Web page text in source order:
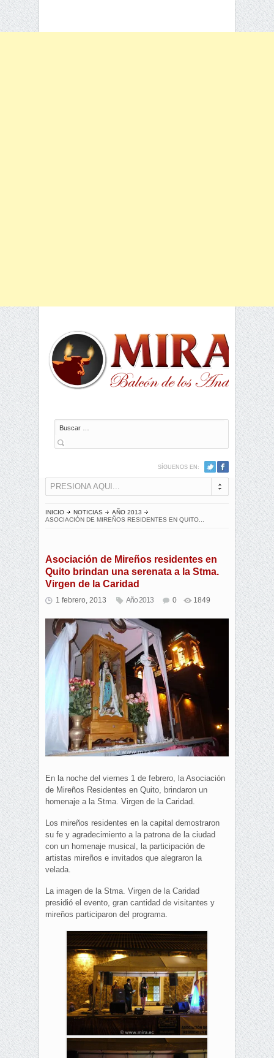
Buscar
SÍGUENOS EN:
PRESIONA AQUI...
INICIO NOTICIAS
AÑO 2013
ASOCIACIÓN DE MIREÑOS RESIDENTES EN QUITO...
Asociación de Mireños residentes en
Quito brindan una serenata a la Stma.
Virgen de la Caridad
1 febrero, 2013 Año 2013 0 1849
En la noche del viernes 1 de febrero, la Asociación
de Mireños Residentes en Quito, brindaron un
homenaje a la Stma. Virgen de la Caridad.
Los mireños residentes en la capital demostraron
su fe y agradecimiento a la patrona de la ciudad
con un homenaje musical, la participación de
artistas mireños e invitados que alegraron la
velada.
La imagen de la Stma. Virgen de la Caridad
presidió el evento, gran cantidad de visitantes y
mireños participaron del programa.